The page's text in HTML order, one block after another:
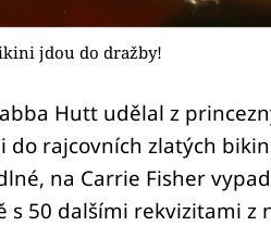
jdou do dražby!
Hutt udělal z
do rajcovních zlatých
na Carrie Fisher
s 50 dalšími rekvizitami z